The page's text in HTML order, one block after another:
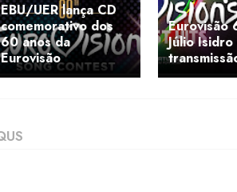
EBU/UER lança CD
comemorativo dos
60 anos da
Eurovisão
Eurovisão
Júlio